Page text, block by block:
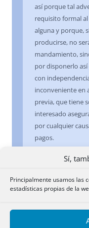
Sí,
Principalmente usamos las
estadísticas propias de la
así porque tal
requisito formal
alguna y porque,
producirse, no
mandamiento,
por disponerlo así
con
inconveniente en
previa, que tiene
interesado
por cualquier
pagos.
20 febrero 1987
A favor del
Siguiendo una
febrero de 1987,